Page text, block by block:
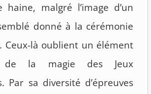
haine, malgré l’image d’un
donné à la cérémonie
Ceux-là oublient un élément
de la magie des Jeux
Par sa diversité d’épreuves